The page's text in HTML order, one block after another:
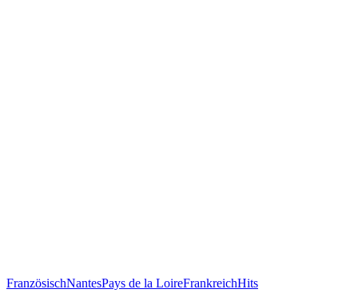
FranzösischNantesPays de la LoireFrankreichHits